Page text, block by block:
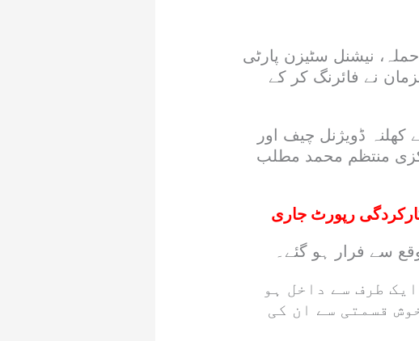
نیشنل سٹیزن پارٹی
نے فائرنگ کر کے
ڈویژنل چیف اور
منتظم محمد مطلب
سے فرار ہو گئے۔
طرف سے داخل ہو
قسمتی سے ان کی